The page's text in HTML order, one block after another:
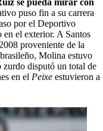
se pueda mirar con
puso fin a su carrera
por el Deportivo
el exterior. A Santos
proveniente de la
Molina estuvo
zurdo disputó un total de
en el Peixe estuvieron a